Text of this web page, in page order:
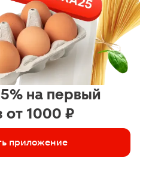
на первый
от 1000 ₽
приложение